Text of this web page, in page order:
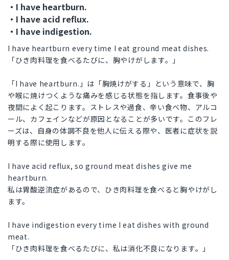
・I have heartburn.
・I have acid reflux.
・I have indigestion.
I have heartburn every time I eat ground meat dishes.
「ひき肉料理を食べるたびに、胸やけがします。」
「I have heartburn.」は「胸焼けがする」という意味で、胸
や喉に焼けつくような痛みを感じる状態を指します。食事後や
夜間によく起こります。ストレスや過食、辛い食べ物、アルコ
ール、カフェインなどが原因となることが多いです。このフレ
ーズは、自身の体調不良を他人に伝える際や、医者に症状を説
明する際に使用します。
I have acid reflux, so ground meat dishes give me
heartburn.
私は胃酸逆流症があるので、ひき肉料理を食べると胸やけがし
ます。
I have indigestion every time I eat dishes with ground
meat.
「ひき肉料理を食べるたびに、私は消化不良になります。」